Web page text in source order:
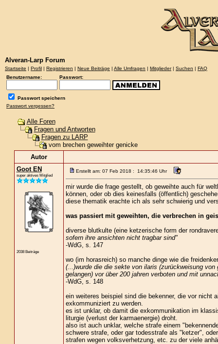
Alveran-Larp Forum
Startseite | Profil | Registrieren | Neue Beiträge | Alle Umfragen | Mitglieder| Suchen | FAQ
Benutzername:
Passwort:
Passwort speichern
Passwort vergessen?
Alle Foren
Fragen und Antworten
Fragen zu LARP
vom brechen geweihter genicke
Autor
Goot EN
super aktives Mitglied
2038 Beiträge
Erstellt am: 07 Feb 2018 : 14:35:46 Uhr
mir wurde die frage gestellt, ob geweihte auch für
können, oder ob dies keinesfalls (öffentlich)
diese thematik erachte ich als sehr schwierig und
was passiert mit geweihten, die verbrechen in
diverse blutkulte (eine ketzerische form der
sofern ihre ansichten nicht tragbar sind"
-WdG, s. 147
wo (im horasreich) so manche dinge wie die
(...)wurde die die sekte von ilaris (zurückweisung
gelangen) vor über 200 jahren verboten und mit
-WdG, s. 148
ein weiteres beispiel sind die bekenner, die vor nicht
exkommuniziert zu werden.
es ist unklar, ob damit die exkommunikation im
liturgie (verlust der karmaenergie) droht.
also ist auch unklar, welche strafe einem
schwere strafe, oder gar todesstrafe als "ketzer",
strafen wegen volksverhetzung, etc. zu der viele